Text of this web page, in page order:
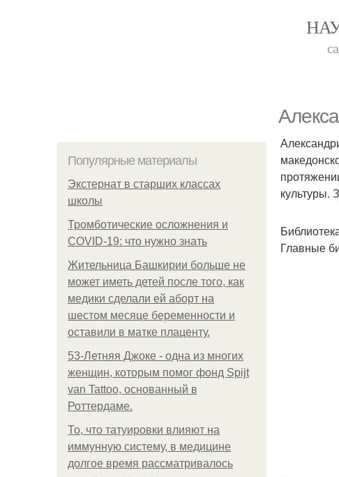
Популярные материалы
Экстернат в старших классах
школы
Тромботические осложнения и
COVID-19: что нужно знать
Жительница Башкирии больше не
может иметь детей после того, как
медики сделали ей аборт на
шестом месяце беременности и
оставили в матке плаценту.
53-Летняя Джоке - одна из многих
женщин, которым помог фонд Spijt
van Tattoo, основанный в
Роттердаме.
То, что татуировки влияют на
иммунную систему, в медицине
долгое время рассматривалось
культуры.
Главные